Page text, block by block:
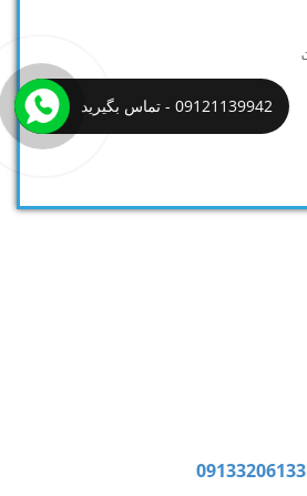
09133206133
09121139942 - تماس بگیرید